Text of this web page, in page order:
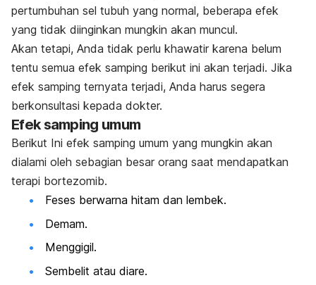
pertumbuhan sel tubuh yang normal, beberapa efek
yang tidak diinginkan mungkin akan muncul.
Akan tetapi, Anda tidak perlu khawatir karena belum
tentu semua efek samping berikut ini akan terjadi. Jika
efek samping ternyata terjadi, Anda harus segera
berkonsultasi kepada dokter.
Efek samping umum
Berikut Ini efek samping umum yang mungkin akan
dialami oleh sebagian besar orang saat mendapatkan
terapi bortezomib.
Feses berwarna hitam dan lembek.
Demam.
Menggigil.
Sembelit atau diare.